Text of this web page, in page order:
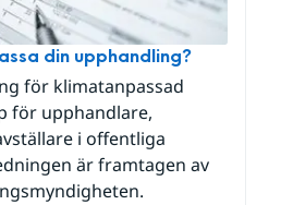
din upphandling?
för klimatanpassad
för upphandlare,
i offentliga
är framtagen av